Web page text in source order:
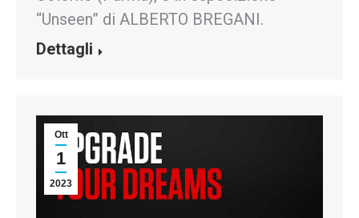
“Unseen” di ALBERTO BREGANI.
Dettagli
Ott
1
2023